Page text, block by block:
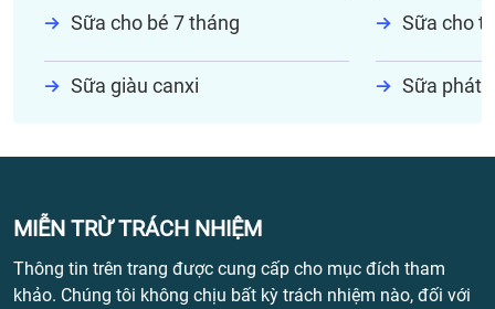
Sữa cho bé 7 tháng Sữa cho
Sữa giàu canxi Sữa phát
MIỄN TRỪ TRÁCH NHIỆM
Thông tin trên trang được cung cấp cho mục đích tham
khảo. Chúng tôi không chịu bất kỳ trách nhiệm nào, đối với